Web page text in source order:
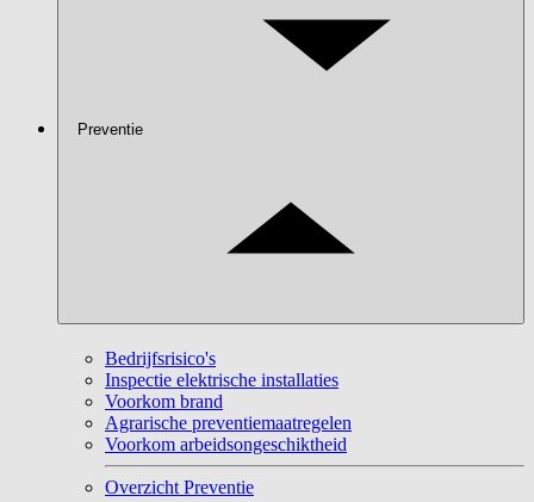
Preventie
Bedrijfsrisico's
Inspectie elektrische installaties
Voorkom brand
Agrarische preventiemaatregelen
Voorkom arbeidsongeschiktheid
Overzicht Preventie